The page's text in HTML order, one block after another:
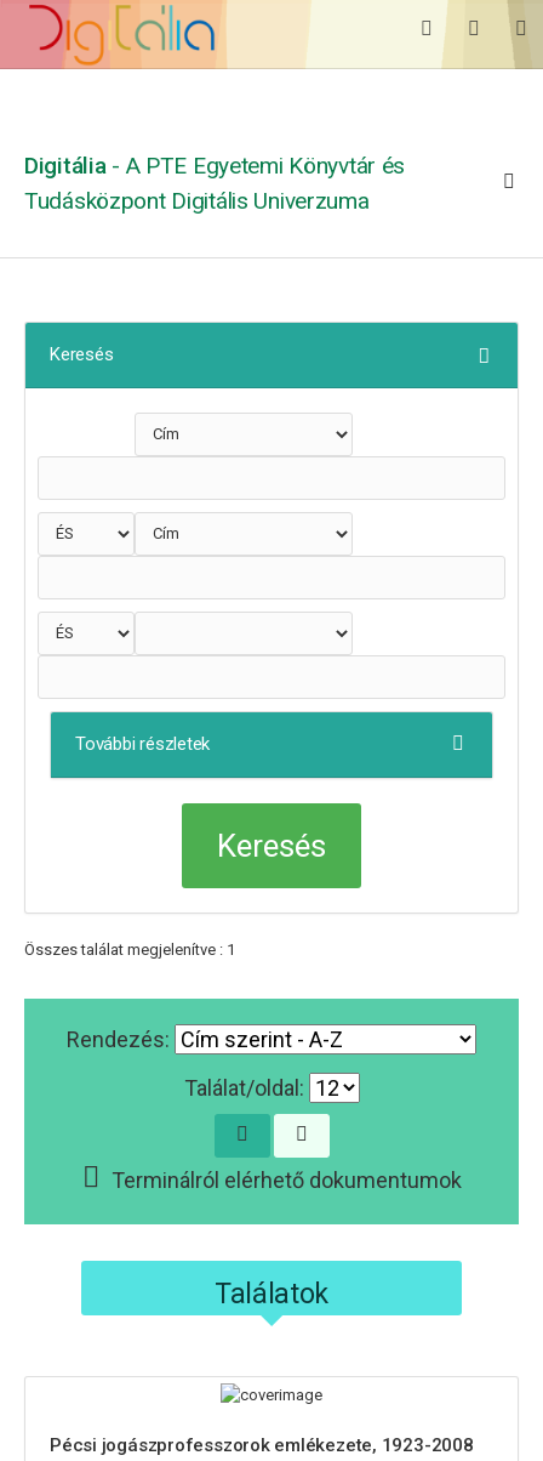
Digitália - A PTE Egyetemi Könyvtár és
Tudásközpont Digitális Univerzuma
Keresés
További részletek
Összes találat megjelenítve : 1
Rendezés:
Találat/oldal:
Terminálról elérhető dokumentumok
Találatok
Pécsi jogászprofesszorok emlékezete, 1923-2008